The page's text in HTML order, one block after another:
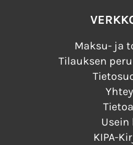
Maksu- ja
Tilauksen
Usein
KIPA-